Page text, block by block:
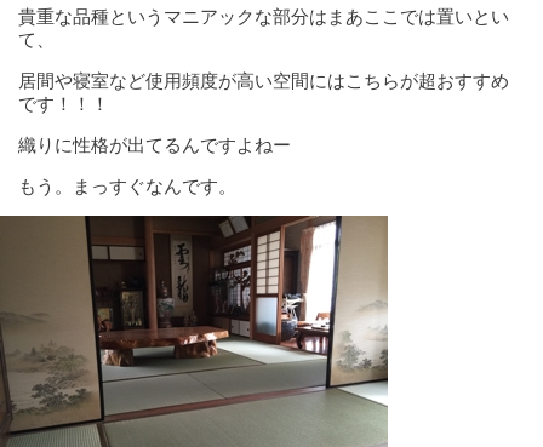
貴重な品種というマニアックな部分はまあここでは置いとい
て、
居間や寝室など使用頻度が高い空間にはこちらが超おすすめ
です！！！
織りに性格が出てるんですよねー
もう。まっすぐなんです。